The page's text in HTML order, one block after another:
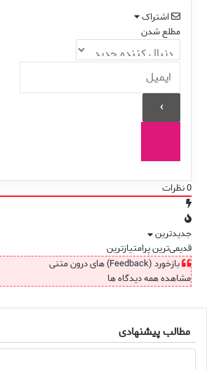
اشتراک
مطلع شدن
0نظرات
جدیدترین
قدیمی‌ترینپرامتیازترین
بازخورد (Feedback) های درون متنی
مشاهده همه دیدگاه ها
مطالب پیشنهادی